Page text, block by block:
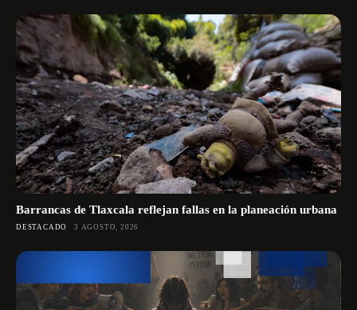
Barrancas de Tlaxcala reflejan fallas en la planeación urbana
DESTACADO 3 AGOSTO, 2026